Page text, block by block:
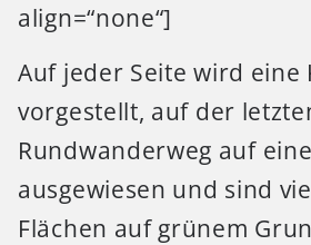
align=“none“]
Auf jeder Seite wird eine
vorgestellt, auf der
Rundwanderweg auf
ausgewiesen und sind
Flächen auf grünem